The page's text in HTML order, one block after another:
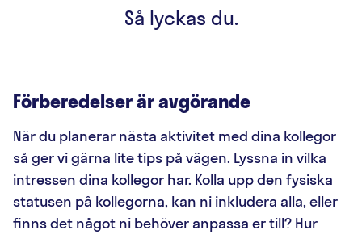
Så lyckas du.
Förberedelser är avgörande
När du planerar nästa aktivitet med dina kollegor
så ger vi gärna lite tips på vägen. Lyssna in vilka
intressen dina kollegor har. Kolla upp den fysiska
statusen på kollegorna, kan ni inkludera alla, eller
finns det något ni behöver anpassa er till? Hur